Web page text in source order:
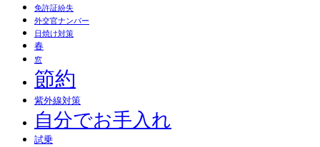
免許証紛失
外交官ナンバー
日焼け対策
春
窓
節約
紫外線対策
自分でお手入れ
試乗